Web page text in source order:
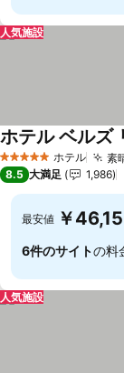
人気施設
5 ホテルのランク
ホテル 素
ホテル ベルズ
8.5 大満足 1,986
最安値 ￥
6件のサイトの料
人気施設